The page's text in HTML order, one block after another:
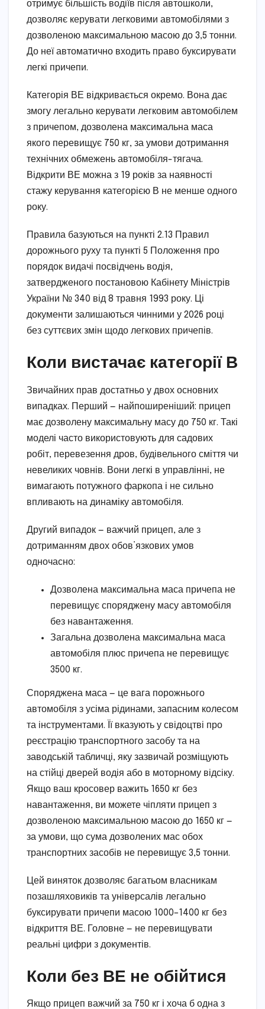
отримує більшість водіїв після автошколи,
дозволяє керувати легковими автомобілями з
дозволеною максимальною масою до 3,5 тонни.
До неї автоматично входить право буксирувати
легкі причепи.
Категорія ВЕ відкривається окремо. Вона дає
змогу легально керувати легковим автомобілем
з причепом, дозволена максимальна маса
якого перевищує 750 кг, за умови дотримання
технічних обмежень автомобіля-тягача.
Відкрити ВЕ можна з 19 років за наявності
стажу керування категорією В не менше одного
року.
Правила базуються на пункті 2.13 Правил
дорожнього руху та пункті 5 Положення про
порядок видачі посвідчень водія,
затвердженого постановою Кабінету Міністрів
України № 340 від 8 травня 1993 року. Ці
документи залишаються чинними у 2026 році
без суттєвих змін щодо легкових причепів.
Коли вистачає категорії В
Звичайних прав достатньо у двох основних
випадках. Перший — найпоширеніший: прицеп
має дозволену максимальну масу до 750 кг. Такі
моделі часто використовують для садових
робіт, перевезення дров, будівельного сміття чи
невеликих човнів. Вони легкі в управлінні, не
вимагають потужного фаркопа і не сильно
впливають на динаміку автомобіля.
Другий випадок — важчий прицеп, але з
дотриманням двох обов’язкових умов
одночасно:
Дозволена максимальна маса причепа не
перевищує споряджену масу автомобіля
без навантаження.
Загальна дозволена максимальна маса
автомобіля плюс причепа не перевищує
3500 кг.
Споряджена маса — це вага порожнього
автомобіля з усіма рідинами, запасним колесом
та інструментами. Її вказують у свідоцтві про
реєстрацію транспортного засобу та на
заводській табличці, яку зазвичай розміщують
на стійці дверей водія або в моторному відсіку.
Якщо ваш кросовер важить 1650 кг без
навантаження, ви можете чіпляти прицеп з
дозволеною максимальною масою до 1650 кг —
за умови, що сума дозволених мас обох
транспортних засобів не перевищує 3,5 тонни.
Цей виняток дозволяє багатьом власникам
позашляховиків та універсалів легально
буксирувати причепи масою 1000–1400 кг без
відкриття ВЕ. Головне — не перевищувати
реальні цифри з документів.
Коли без ВЕ не обійтися
Якщо прицеп важчий за 750 кг і хоча б одна з